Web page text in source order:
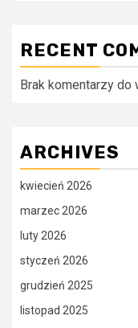
RECENT
Brak komentarzy do
ARCHIVES
kwiecień 2026
marzec 2026
luty 2026
styczeń 2026
grudzień 2025
listopad 2025